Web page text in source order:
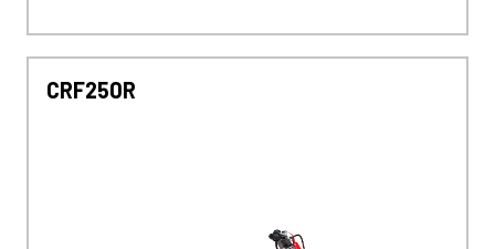
CRF250R